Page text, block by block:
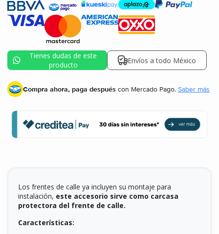
Tienes dudas de este
producto
Envíos a todo México
Compra ahora, paga después con Mercado Pago. Saber más
Los frentes de calle ya incluyen su montaje para
instalación, este accesorio sirve como carcasa
protectora del frente de calle.
Características: